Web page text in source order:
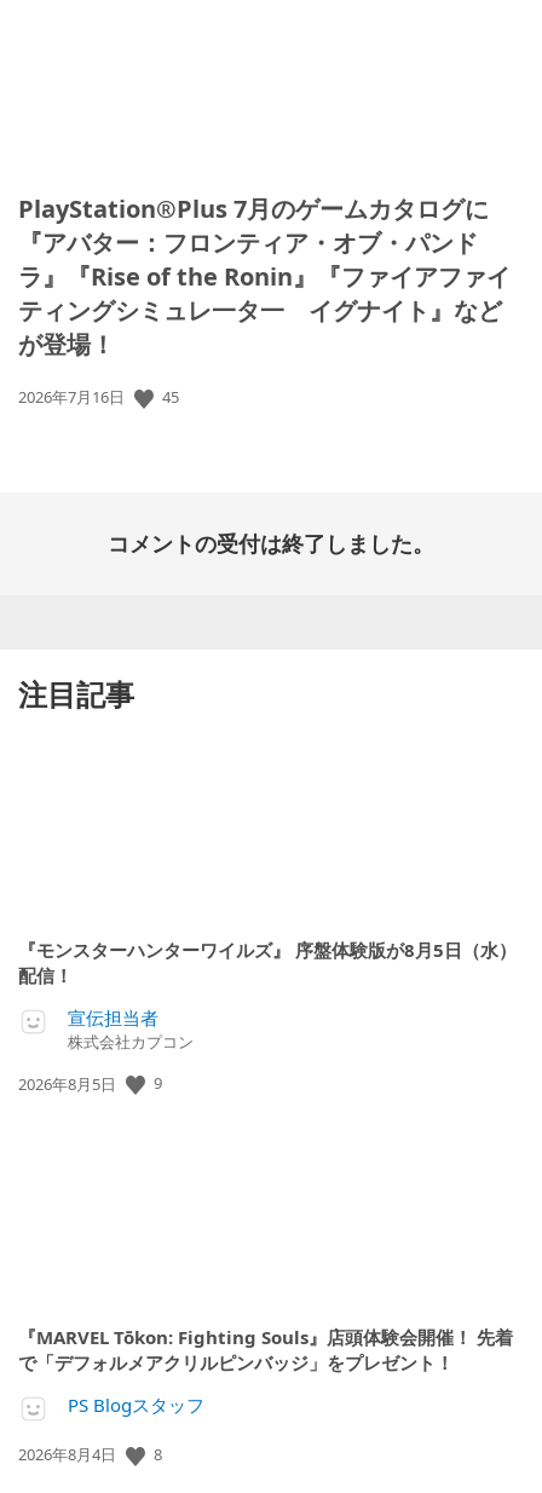
PlayStation®Plus 7月のゲームカタログに
『アバター：フロンティア・オブ・パンド
ラ』『Rise of the Ronin』『ファイアファイ
ティングシミュレ一タ一 イグナイト』など
が登場！
公
2026年7月16日 45
コメントの受付は終了しました。
注目記事
『モンスターハンターワイルズ』 序盤体験版が8月5日（水）
配信！
宣伝担当者
株式会社カプコン
公
2026年8月5日 9
『MARVEL Tōkon: Fighting Souls』店頭体験会開催！ 先着
で「デフォルメアクリルピンバッジ」をプレゼント！
PS Blogスタッフ
公
2026年8月4日 8